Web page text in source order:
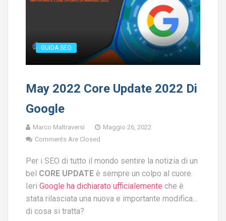
GUIDA SEO
May 2022 Core Update 2022 Di
Google
Marco Maltraversi
Maggio 26, 2022
Comments Are Closed
Per i SEO di tutto il mondo sentire la notizia di un
bel CORE UPDATE è sempre un colpo al cuore.
Ieri Google ha dichiarato ufficialemente che è
stata rilasciata una nuova e importante modifica…
di cosa si tratta?